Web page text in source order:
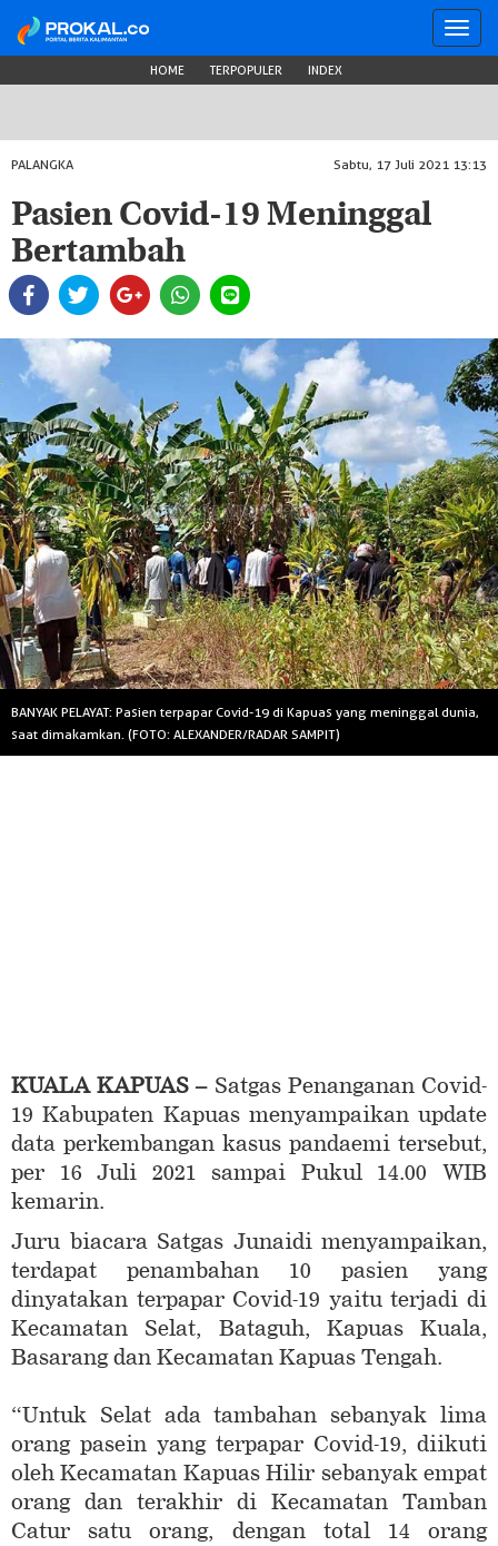
HOME TERPOPULER INDEX
PALANGKA Sabtu, 17 Juli 2021 13:13
Pasien Covid-19 Meninggal
Bertambah
BANYAK PELAYAT: Pasien terpapar Covid-19 di Kapuas yang meninggal dunia,
saat dimakamkan. (FOTO: ALEXANDER/RADAR SAMPIT)
KUALA KAPUAS–Satgas Penanganan Covid-
19 Kabupaten Kapuas menyampaikan update
data perkembangan kasus pandaemi tersebut,
per 16 Juli 2021 sampai Pukul 14.00 WIB
kemarin.
Juru biacara Satgas Junaidi menyampaikan,
terdapat penambahan 10 pasien yang
dinyatakan terpapar Covid-19 yaitu terjadi di
Kecamatan Selat, Bataguh, Kapuas Kuala,
Basarang dan Kecamatan Kapuas Tengah.
“Untuk Selat ada tambahan sebanyak lima
orang pasein yang terpapar Covid-19, diikuti
oleh Kecamatan Kapuas Hilir sebanyak empat
orang dan terakhir di Kecamatan Tamban
Catur satu orang, dengan total 14 orang